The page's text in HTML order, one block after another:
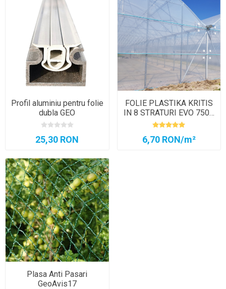
Profil aluminiu pentru folie
dubla GEO
25,30 RON
FOLIE PLASTIKA KRITIS
IN 8 STRATURI EVO 7504
AC, CRYSTAL CLEAR
6,70 RON/m²
Plasa Anti Pasari
GeoAvis17